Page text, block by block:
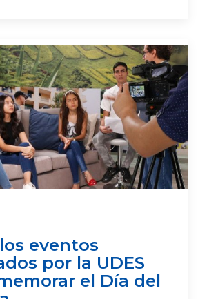
eventos
por la UDES
el Día del